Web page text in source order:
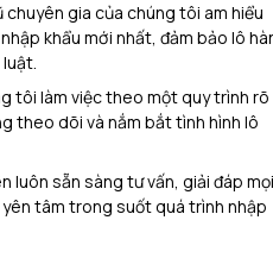
chuyên gia của chúng tôi am hiểu
khẩu mới nhất, đảm bảo lô
tôi làm việc theo một quy trình rõ
theo dõi và nắm bắt tình hình lô
luôn sẵn sàng tư vấn, giải đáp mọi
tâm trong suốt quá trình nhập